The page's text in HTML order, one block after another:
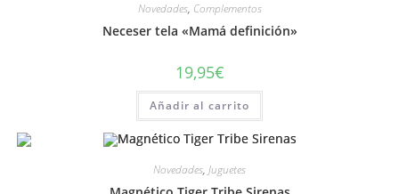
Novedades, Complementos
Neceser tela «Mamá definición»
19,95€
Añadir al carrito
Novedades, Juguetes